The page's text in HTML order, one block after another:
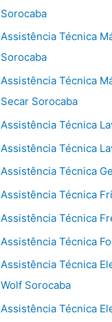
Sorocaba
Assistência Técnica
Sorocaba
Assistência Técnica
Secar Sorocaba
Assistência Técnica
Assistência Técnica
Assistência Técnica
Assistência Técnica
Assistência Técnica
Assistência Técnica
Assistência Técnica
Wolf Sorocaba
Assistência Técnica